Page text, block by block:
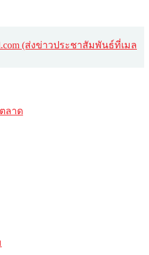
(ส่งข่าวประชาสัมพันธ์ที่เมล
ลาด